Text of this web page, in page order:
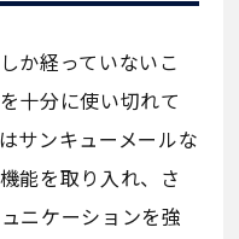
か経っていないこ
十分に使い切れて
サンキューメールな
能を取り入れ、さ
ニケーションを強